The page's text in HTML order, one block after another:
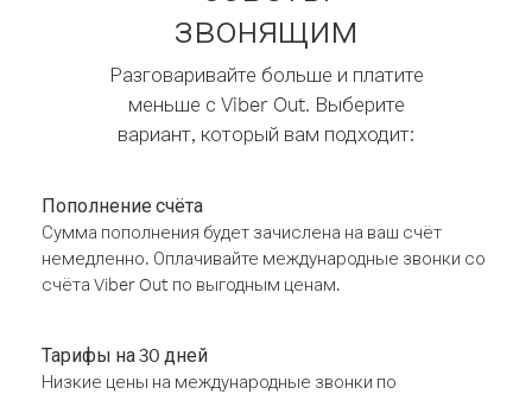
звонящим
Разговаривайте больше и платите
меньше с Viber Out. Выберите
вариант, который вам подходит:
Пополнение счёта
Сумма пополнения будет зачислена на ваш счёт
немедленно. Оплачивайте международные звонки со
счёта Viber Out по выгодным ценам.
Тарифы на 30 дней
Низкие цены на международные звонки по